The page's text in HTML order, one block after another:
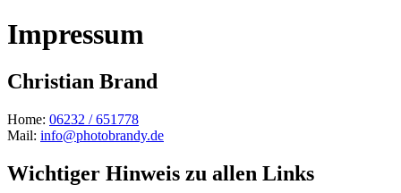
Impressum
Christian Brand
Home: 06232 / 651778
Mail: info@photobrandy.de
Wichtiger Hinweis zu allen Links